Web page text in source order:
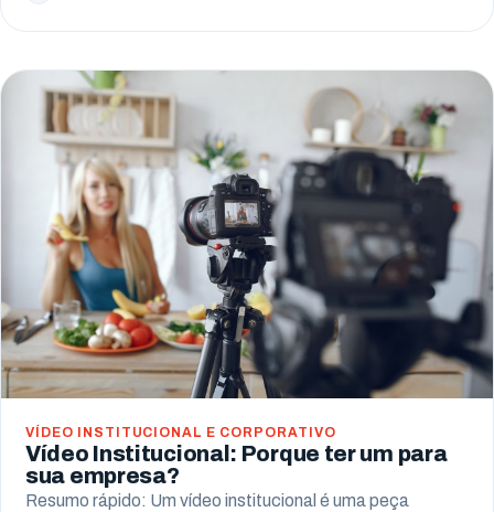
VÍDEO INSTITUCIONAL E CORPORATIVO
Vídeo Institucional: Porque ter um para
sua empresa?
Resumo rápido: Um vídeo institucional é uma peça